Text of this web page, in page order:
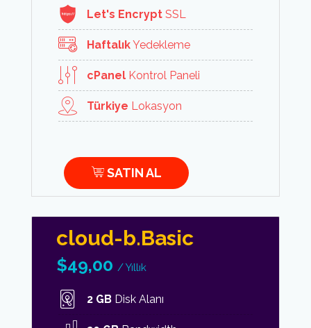
Let's Encrypt SSL
HaftalıkYedekleme
cPanel Kontrol Paneli
Türkiye Lokasyon
SATIN AL
cloud-b.Basic
$49,00 / Yıllık
2 GB Disk Alanı